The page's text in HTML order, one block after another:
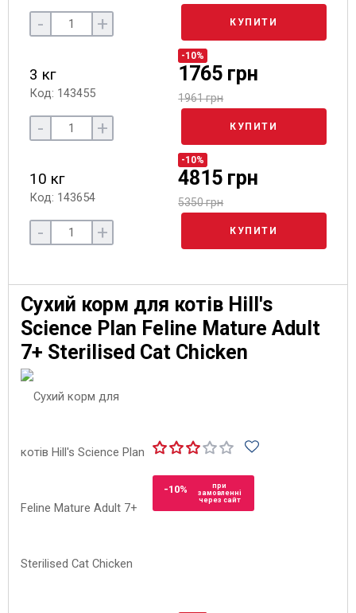
- + КУПИТИ
3 кг
Код: 143455
-10%
1765 грн
1961 грн
- + КУПИТИ
10 кг
Код: 143654
-10%
4815 грн
5350 грн
- + КУПИТИ
Сухий корм для котів Hill's
Science Plan Feline Mature Adult
7+ Sterilised Cat Chicken
-10%
при
замовленні
через сайт